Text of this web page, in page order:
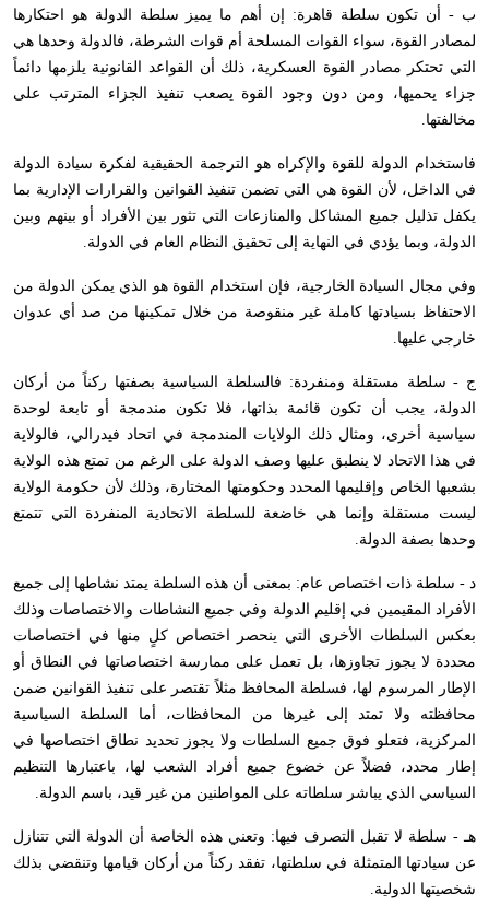
ب - أن تكون سلطة قاهرة: إن أهم ما يميز سلطة الدولة هو احتكارها
لمصادر القوة، سواء القوات المسلحة أم قوات الشرطة، فالدولة وحدها هي
التي تحتكر مصادر القوة العسكرية، ذلك أن القواعد القانونية يلزمها دائماً
جزاء يحميها، ومن دون وجود القوة يصعب تنفيذ الجزاء المترتب على
مخالفتها.
فاستخدام الدولة للقوة والإكراه هو الترجمة الحقيقية لفكرة سيادة الدولة
في الداخل، لأن القوة هي التي تضمن تنفيذ القوانين والقرارات الإدارية بما
يكفل تذليل جميع المشاكل والمنازعات التي تثور بين الأفراد أو بينهم وبين
الدولة، وبما يؤدي في النهاية إلى تحقيق النظام العام في الدولة.
وفي مجال السيادة الخارجية، فإن استخدام القوة هو الذي يمكن الدولة من
الاحتفاظ بسيادتها كاملة غير منقوصة من خلال تمكينها من صد أي عدوان
خارجي عليها.
ج - سلطة مستقلة ومنفردة: فالسلطة السياسية بصفتها ركناً من أركان
الدولة، يجب أن تكون قائمة بذاتها، فلا تكون مندمجة أو تابعة لوحدة
سياسية أخرى، ومثال ذلك الولايات المندمجة في اتحاد فيدرالي، فالولاية
في هذا الاتحاد لا ينطبق عليها وصف الدولة على الرغم من تمتع هذه الولاية
بشعبها الخاص وإقليمها المحدد وحكومتها المختارة، وذلك لأن حكومة الولاية
ليست مستقلة وإنما هي خاضعة للسلطة الاتحادية المنفردة التي تتمتع
وحدها بصفة الدولة.
د - سلطة ذات اختصاص عام: بمعنى أن هذه السلطة يمتد نشاطها إلى جميع
الأفراد المقيمين في إقليم الدولة وفي جميع النشاطات والاختصاصات وذلك
بعكس السلطات الأخرى التي ينحصر اختصاص كلٍ منها في اختصاصات
محددة لا يجوز تجاوزها، بل تعمل على ممارسة اختصاصاتها في النطاق أو
الإطار المرسوم لها، فسلطة المحافظ مثلاً تقتصر على تنفيذ القوانين ضمن
محافظته ولا تمتد إلى غيرها من المحافظات، أما السلطة السياسية
المركزية، فتعلو فوق جميع السلطات ولا يجوز تحديد نطاق اختصاصها في
إطار محدد، فضلاً عن خضوع جميع أفراد الشعب لها، باعتبارها التنظيم
السياسي الذي يباشر سلطاته على المواطنين من غير قيد، باسم الدولة.
هـ - سلطة لا تقبل التصرف فيها: وتعني هذه الخاصة أن الدولة التي تتنازل
عن سيادتها المتمثلة في سلطتها، تفقد ركناً من أركان قيامها وتنقضي بذلك
شخصيتها الدولية.